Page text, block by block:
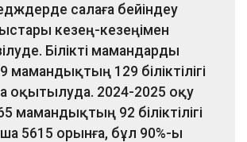
салаға бейіндеу
кезең-кезеңімен
Білікті мамандарды
мамандықтың 129 біліктілігі
оқытылуда. 2024-2025 оқу
мамандықтың 92 біліктілігі
5615 орынға, бұл 90%-ы